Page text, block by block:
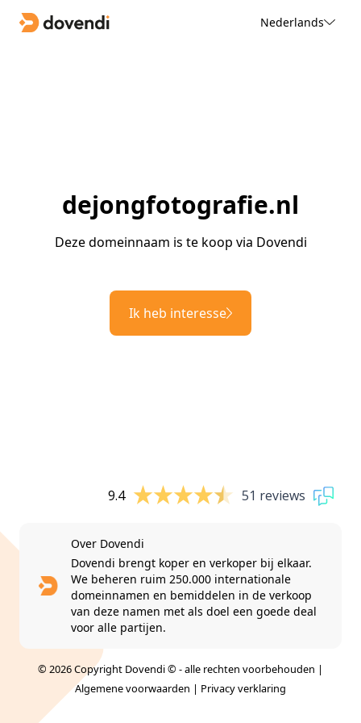
Nederlands
dejongfotografie.nl
Deze domeinnaam is te koop via Dovendi
Ik heb interesse
9.4 51 reviews
Over Dovendi
Dovendi brengt koper en verkoper bij elkaar.
We beheren ruim 250.000 internationale
domeinnamen en bemiddelen in de verkoop
van deze namen met als doel een goede deal
voor alle partijen.
© 2026 Copyright Dovendi © - alle rechten voorbehouden |
Algemene voorwaarden | Privacy verklaring